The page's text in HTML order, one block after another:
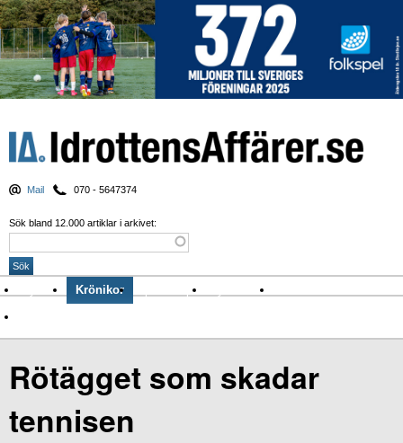
Mail 070 - 5647374
Sök bland 12.000 artiklar i arkivet:
Nyheter Krönikor Sport & spel Nyhetsbrev
Rötägget som skadar
tennisen